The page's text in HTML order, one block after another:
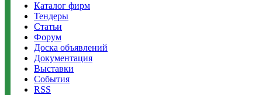
Каталог фирм
Тендеры
Статьи
Форум
Доска объявлений
Документация
Выставки
События
RSS